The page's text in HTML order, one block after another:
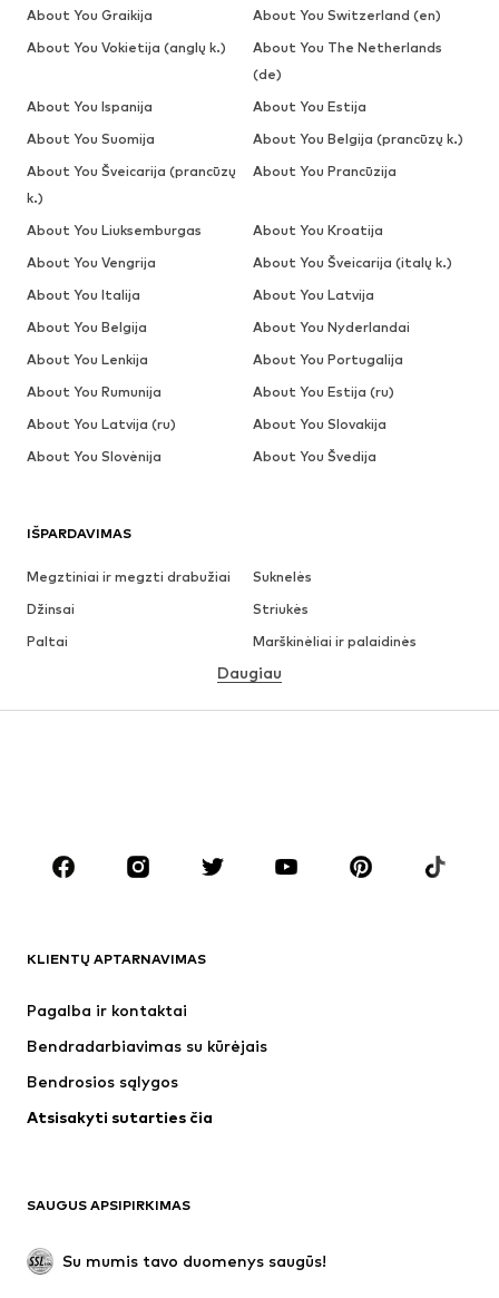
IŠPARDAVIMAS
Megztiniai ir megzti drabužiai
Suknelės
Džinsai
Striukės
Paltai
Marškinėliai ir palaidinės
Apatiniai
Sijonai
Palaidinės ir tunikos
Aksesuarai
Premium
Naujienos
Apatiniai
Paltai
Proginiai
Išskirtiniai
Daugiau
KLIENTŲ APTARNAVIMAS
Pagalba ir kontaktai
Bendradarbiavimas su kūrėjais
Bendrosios sąlygos
Atsisakyti sutarties čia
SAUGUS APSIPIRKIMAS
Su mumis tavo duomenys saugūs!
About You Graikija
About You Switzerland (en)
About You Vokietija (anglų k.)
About You The Netherlands
(de)
About You Ispanija
About You Estija
About You Suomija
About You Belgija (prancūzų k.)
About You Šveicarija (prancūzų
k.)
About You Prancūzija
About You Liuksemburgas
About You Kroatija
About You Vengrija
About You Šveicarija (italų k.)
About You Italija
About You Latvija
About You Belgija
About You Nyderlandai
About You Lenkija
About You Portugalija
About You Rumunija
About You Estija (ru)
About You Latvija (ru)
About You Slovakija
About You Slovėnija
About You Švedija